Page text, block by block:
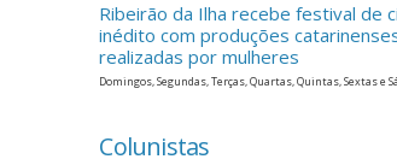
Ribeirão da Ilha recebe festival de
inédito com produções
realizadas por mulheres
Domingos, Segundas, Terças, Quartas, Quintas, Sextas e
Colunistas